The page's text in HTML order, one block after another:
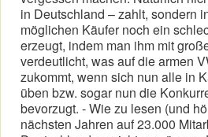
in Deutschland – zahlt, sondern
möglichen Käufer noch ein
erzeugt, indem man ihm mit
verdeutlicht, was auf die armen
zukommt, wenn sich nun alle in
üben bzw. sogar nun die
bevorzugt. - Wie zu lesen (und
nächsten Jahren auf 23.000